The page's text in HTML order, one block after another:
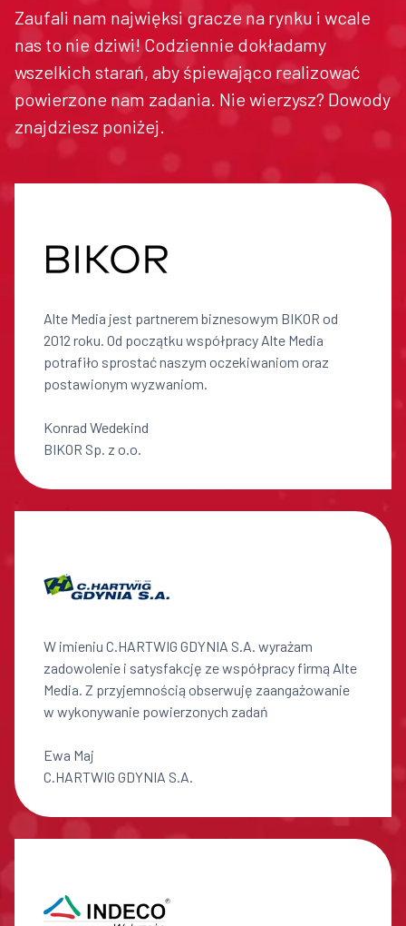
Zaufali nam najwięksi gracze na rynku i wcale
nas to nie dziwi! Codziennie dokładamy
wszelkich starań, aby śpiewająco realizować
powierzone nam zadania. Nie wierzysz? Dowody
znajdziesz poniżej.
Alte Media jest partnerem biznesowym BIKOR od
2012 roku. Od początku współpracy Alte Media
potrafiło sprostać naszym oczekiwaniom oraz
postawionym wyzwaniom.
Konrad Wedekind
BIKOR Sp. z o.o.
W imieniu C.HARTWIG GDYNIA S.A. wyrażam
zadowolenie i satysfakcję ze współpracy firmą Alte
Media. Z przyjemnością obserwuję zaangażowanie
w wykonywanie powierzonych zadań
Ewa Maj
C.HARTWIG GDYNIA S.A.